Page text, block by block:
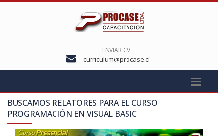
ENVIAR CV
curriculum@procase.cl
BUSCAMOS RELATORES PARA EL CURSO
PROGRAMACIÓN EN VISUAL BASIC